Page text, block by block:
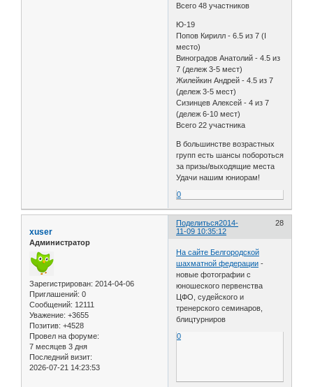
Всего 48 участников
Ю-19
Попов Кирилл - 6.5 из 7 (I
место)
Виноградов Анатолий - 4.5 из
7 (дележ 3-5 мест)
Жилейкин Андрей - 4.5 из 7
(дележ 3-5 мест)
Сизинцев Алексей - 4 из 7
(дележ 6-10 мест)
Всего 22 участника
В большинстве возрастных
групп есть шансы побороться
за призы/выходящие места
Удачи нашим юниорам!
0
Поделиться 28
2014-
11-09 10:35:12
xuser
Администратор
Зарегистрирован: 2014-04-06
Приглашений: 0
Сообщений: 12111
Уважение: +3655
Позитив: +4528
Провел на форуме:
7 месяцев 3 дня
Последний визит:
2026-07-21 14:23:53
На сайте Белгородской
шахматной федерации -
новые фотографии с
юношеского первенства
ЦФО, судейского и
тренерского семинаров,
блицтурниров
0